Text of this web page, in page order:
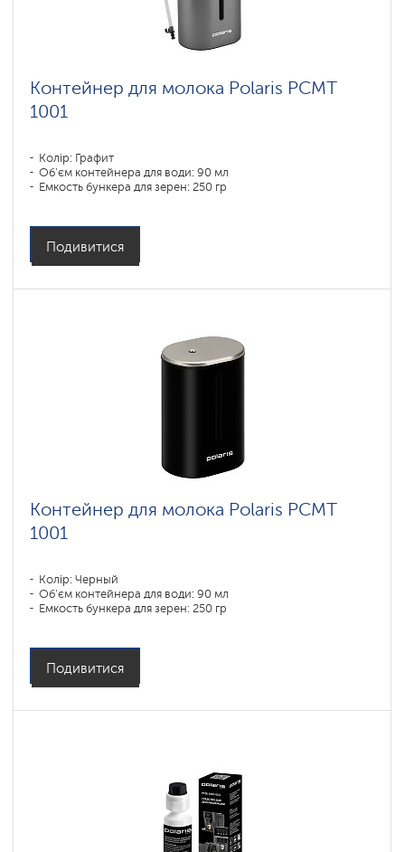
Контейнер для молока Polaris PCMT
1001
Колір: Графит
Об'єм контейнера для води: 90 мл
Емкость бункера для зерен: 250 гр
Подивитися
Контейнер для молока Polaris PCMT
1001
Колір: Черный
Об'єм контейнера для води: 90 мл
Емкость бункера для зерен: 250 гр
Подивитися